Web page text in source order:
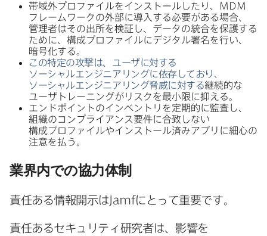
帯域外プロファイルを​インストールしたり、 MDM
フレームワークの​外部に​導入する​必要が​ある​場合、​
管理者は​その​出所を​検証し、​データの​統合を​保護する​
ために、​構成プロファイルに​デジタル署名を​行い、​
暗号化する。
この​特定の​攻撃は、​ユーザに​対する​
ソーシャルエンジニアリングに​依存しており、​
ソーシャルエンジニアリング脅威に​対する継続的な​
ユーザトレーニングが​リスクを​最小限に​抑える。
エンドポイントの​インベントリを​定期的に​監査し、​
組織の​コンプライアンス要件に​合致しない​
構成プロファイルや​インストール済みアプリに​細心の​
注意を​払う。
業界内での​協力体制
責任ある​情報開示は Jamfに​とって​重要です。
責任ある​セキュリティ研究者は、​影響を​